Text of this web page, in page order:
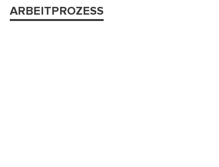
ARBEITPROZESS